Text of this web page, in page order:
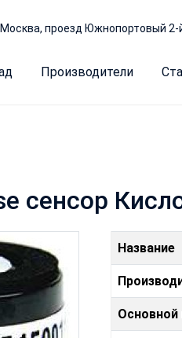
Москва, проезд Южнопортовый 2-
Производители
сенсор
Название
Основной